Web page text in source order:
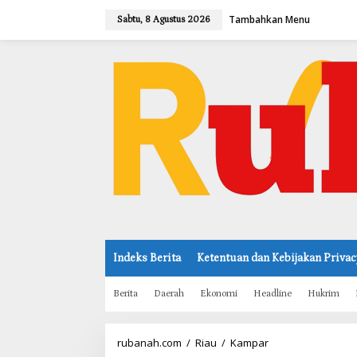
Sabtu, 8 Agustus 2026 Tambahkan Menu
Indeks Berita Ketentuan dan Kebijakan
Berita Daerah Ekonomi Headline Hukrim
rubanah.com / Riau / Kampar